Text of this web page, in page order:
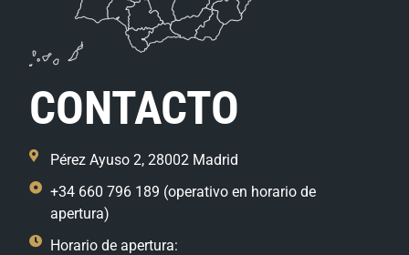
CONTACTO
Pérez Ayuso 2, 28002 Madrid
+34 660 796 189 (operativo en horario de
apertura)
Horario de apertura: